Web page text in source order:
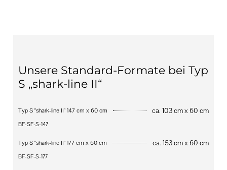
Unsere Standard-Formate bei Typ
S „shark-line II“
Typ S "shark-line II" 147 cm x 60 cm ca. 103 cm x 60 cm
BF-SF-S-147
Typ S "shark-line II" 177 cm x 60 cm ca. 153 cm x 60 cm
BF-SF-S-177